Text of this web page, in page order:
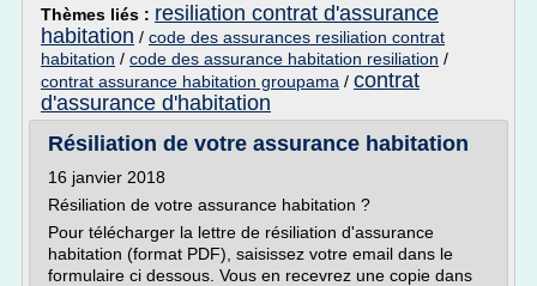
Thèmes liés : resiliation contrat d'assurance
habitation / code des assurances resiliation contrat
habitation / code des assurance habitation resiliation /
contrat assurance habitation groupama / contrat
d'assurance d'habitation
Résiliation de votre assurance habitation
16 janvier 2018
Résiliation de votre assurance habitation ?
Pour télécharger la lettre de résiliation d'assurance
habitation (format PDF), saisissez votre email dans le
formulaire ci dessous. Vous en recevrez une copie dans